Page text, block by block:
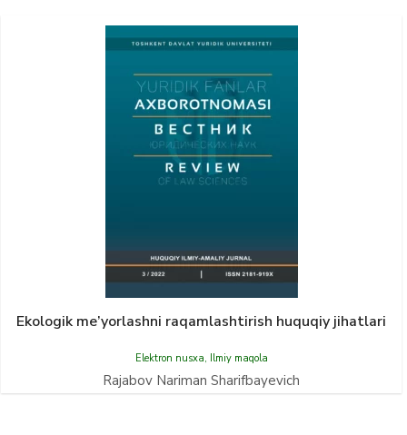
Ekologik me’yorlashni raqamlashtirish huquqiy jihatlari
Elektron nusxa, Ilmiy maqola
Rajabov Nariman Sharifbayevich